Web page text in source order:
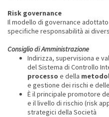
Risk governance
Il modello di governance
specifiche responsabilità ai
Consiglio di Amministrazione
Indirizza, supervisiona e
del Sistema di Controllo
processo e della
e gestione dei rischi e
È il principale promotore
e il livello di rischio (risk
strategici della Società